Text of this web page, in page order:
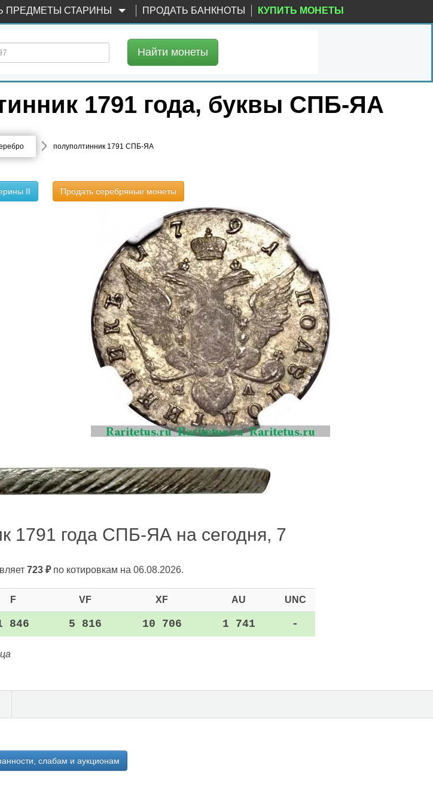
ПРЕДМЕТЫ СТАРИНЫ ПРОДАТЬ БАНКНОТЫ КУПИТЬ МОНЕТЫ
Найти монеты
1791 года, буквы СПБ-ЯА
полуполтинник 1791 СПБ-ЯА
II Продать серебряные монеты
1791 года СПБ-ЯА на сегодня, 7
723 ₽по котировкам на 06.08.2026.
F VF XF AU UNC
846 5 816 10 706 1 741 -
слабам и аукционам